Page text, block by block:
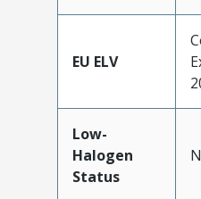
EU ELV
Low-
Halogen
Status